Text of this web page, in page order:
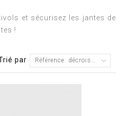
et sécurisez les jantes de
!
par Référence: décroissante